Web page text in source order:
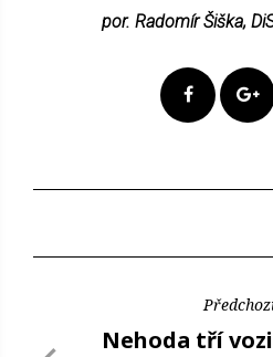
por. Radomír Šiška,
Nehoda tří